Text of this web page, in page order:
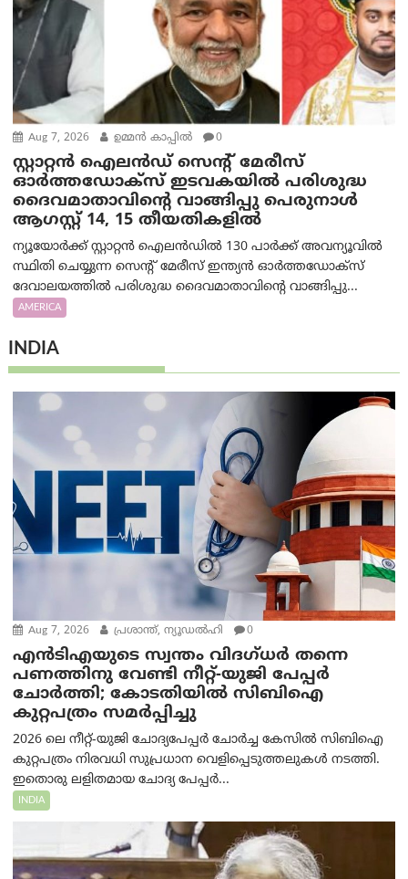
Aug 7, 2026 ഉമ്മന്‍ കാപ്പില്‍ 0
സ്റ്റാറ്റൻ ഐലൻഡ് സെന്റ് മേരീസ്
ഓർത്തഡോക്സ് ഇടവകയിൽ പരിശുദ്ധ
ദൈവമാതാവിന്റെ വാങ്ങിപ്പു പെരുനാൾ
ആഗസ്റ്റ് 14, 15 തീയതികളിൽ
ന്യൂയോർക്ക് സ്റ്റാറ്റൻ ഐലൻഡിൽ 130 പാർക്ക് അവന്യൂവിൽ
സ്ഥിതി ചെയ്യുന്ന സെന്റ് മേരീസ് ഇന്ത്യൻ ഓർത്തഡോക്സ്
ദേവാലയത്തിൽ പരിശുദ്ധ ദൈവമാതാവിന്റെ വാങ്ങിപ്പു...
AMERICA
INDIA
Aug 7, 2026 പ്രശാന്ത്, ന്യൂഡല്‍ഹി 0
എൻ‌ടി‌എയുടെ സ്വന്തം വിദഗ്ധർ തന്നെ
പണത്തിനു വേണ്ടി നീറ്റ്-യു‌ജി പേപ്പർ
ചോർത്തി; കോടതിയില്‍ സിബിഐ
കുറ്റപത്രം സമര്‍പ്പിച്ചു
2026 ലെ നീറ്റ്-യുജി ചോദ്യപേപ്പർ ചോർച്ച കേസിൽ സിബിഐ
കുറ്റപത്രം നിരവധി സുപ്രധാന വെളിപ്പെടുത്തലുകൾ നടത്തി.
ഇതൊരു ലളിതമായ ചോദ്യ പേപ്പർ...
INDIA